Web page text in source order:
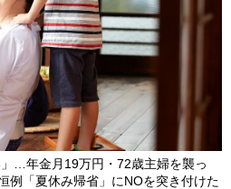
」…年金月19万円・72歳主婦を襲っ
例「夏休み帰省」にNOを突き付けた